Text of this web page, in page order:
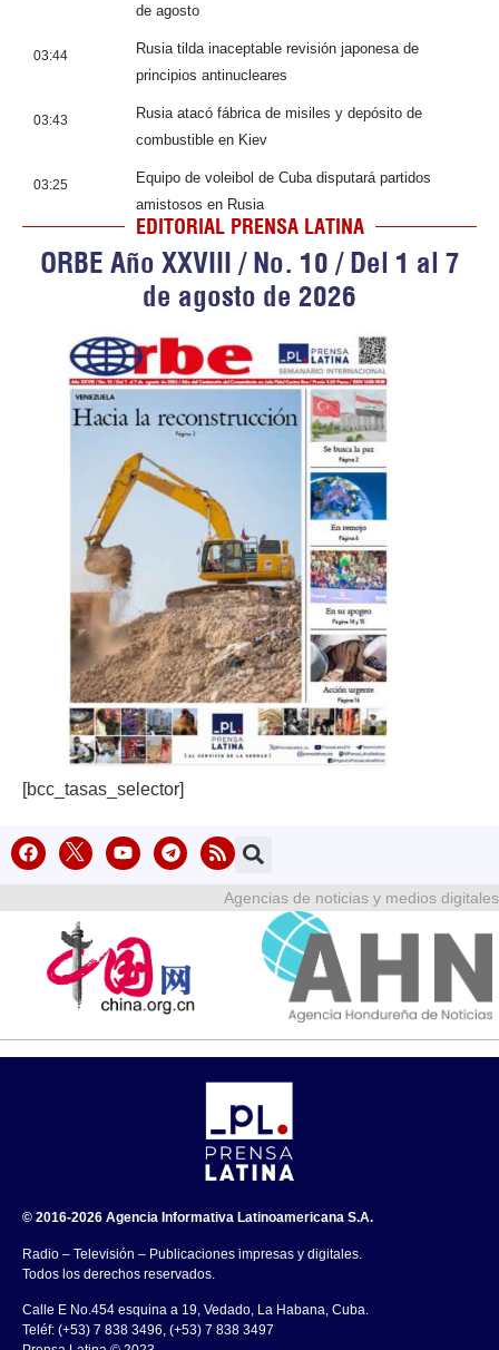
de agosto
03:44
Rusia tilda inaceptable revisión japonesa de
principios antinucleares
03:43
Rusia atacó fábrica de misiles y depósito de
combustible en Kiev
03:25
Equipo de voleibol de Cuba disputará partidos
amistosos en Rusia
EDITORIAL PRENSA LATINA
ORBE Año XXVIII / No. 10 / Del 1 al 7
de agosto de 2026
[bcc_tasas_selector]
Agencias de noticias y medios digitales
© 2016-2026 Agencia Informativa Latinoamericana S.A.
Radio – Televisión – Publicaciones impresas y digitales.
Todos los derechos reservados.
Calle E No.454 esquina a 19, Vedado, La Habana, Cuba.
Teléf: (+53) 7 838 3496, (+53) 7 838 3497